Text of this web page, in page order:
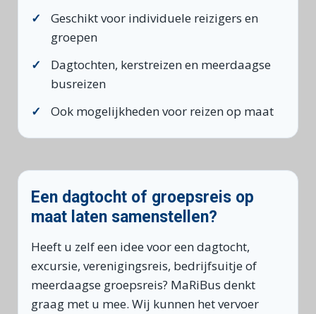
Geschikt voor individuele reizigers en
groepen
Dagtochten, kerstreizen en meerdaagse
busreizen
Ook mogelijkheden voor reizen op maat
Een dagtocht of groepsreis op
maat laten samenstellen?
Heeft u zelf een idee voor een dagtocht,
excursie, verenigingsreis, bedrijfsuitje of
meerdaagse groepsreis? MaRiBus denkt
graag met u mee. Wij kunnen het vervoer